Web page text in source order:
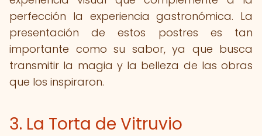
perfección la experiencia gastronómica. La
presentación de estos postres es tan
importante como su sabor, ya que busca
transmitir la magia y la belleza de las obras
que los inspiraron.
3. La Torta de Vitruvio